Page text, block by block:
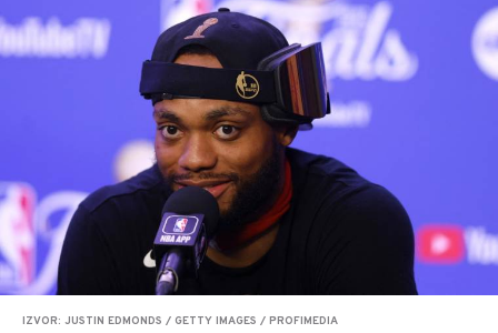
IZVOR: JUSTIN EDMONDS / GETTY IMAGES / PROFIMEDIA